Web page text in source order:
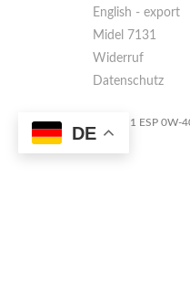
DE
English - export
Midel 7131
Widerruf
Datenschutz
MOBIL 1 ESP 0W-